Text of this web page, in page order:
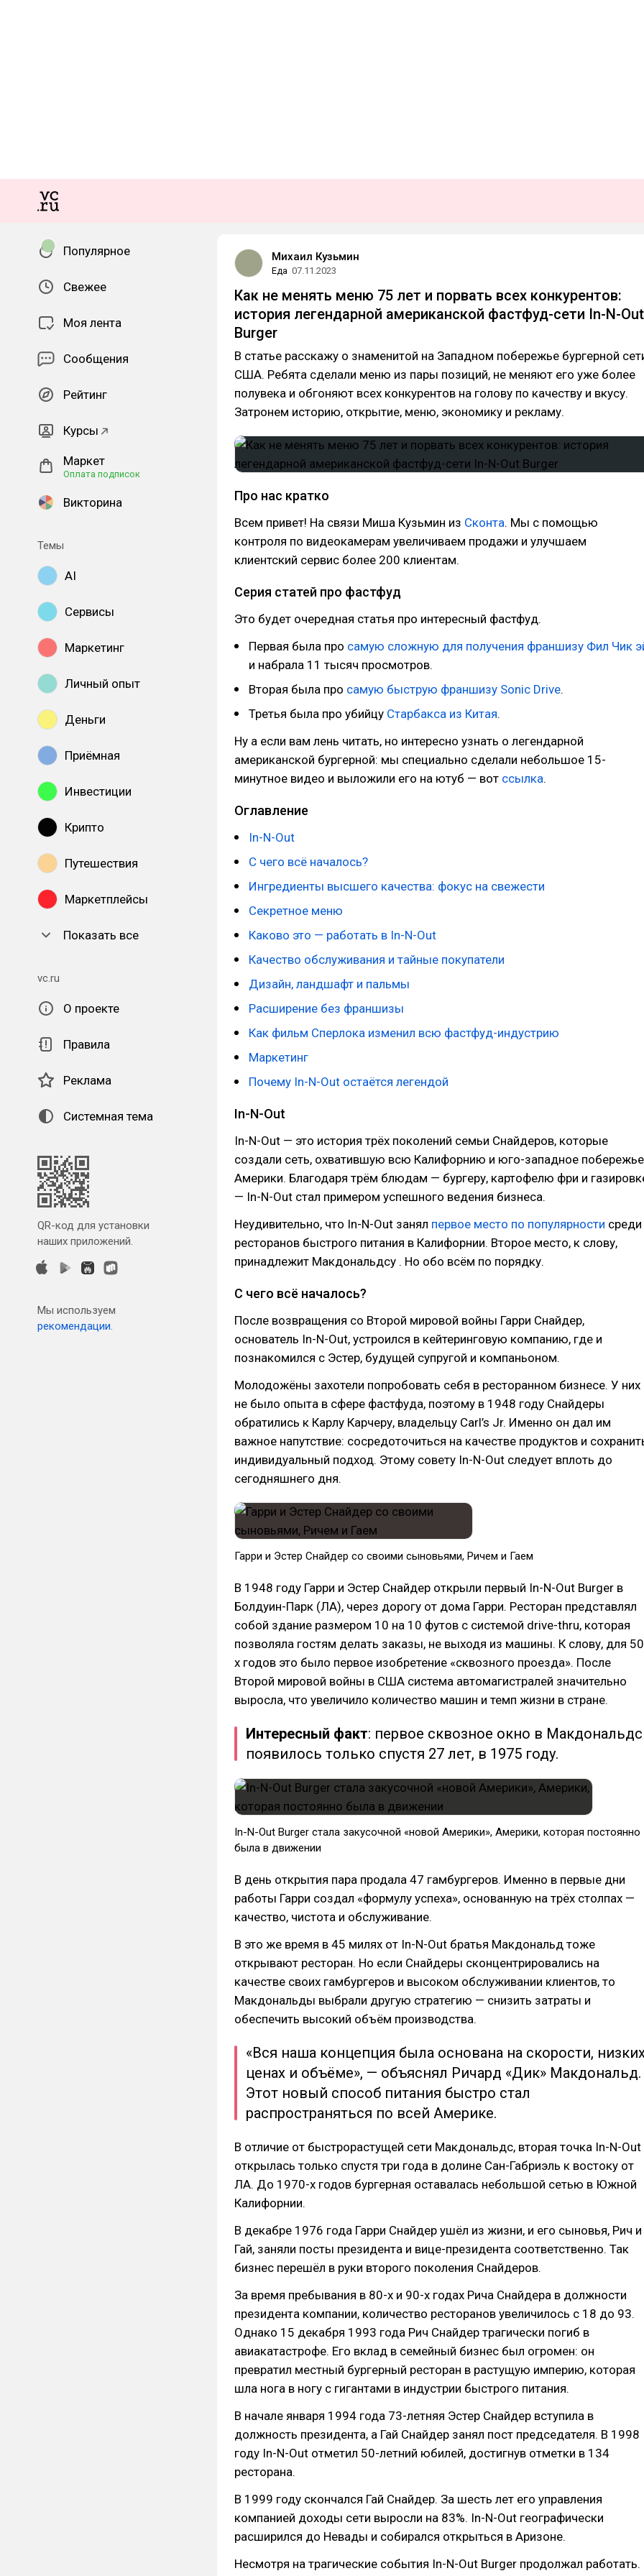
Популярное
Свежее
Моя лента
Сообщения
Рейтинг
Курсы
Маркет
Оплата подписок
Викторина
Темы
AI
Сервисы
Маркетинг
Личный опыт
Деньги
Приёмная
Инвестиции
Крипто
Путешествия
Маркетплейсы
Показать все
vc.ru
О проекте
Правила
Реклама
Системная тема
QR-код для установки
наших приложений.
Мы используем
рекомендации.
Михаил Кузьмин
Еда 07.11.2023
Как не менять меню 75 лет и порвать всех конкурентов:
история легендарной американской фастфуд-сети In-N-Out
Burger
В статье расскажу о знаменитой на Западном побережье бургерной
США. Ребята сделали меню из пары позиций, не меняют его уже более
полувека и обгоняют всех конкурентов на голову по качеству и вкусу.
Затронем историю, открытие, меню, экономику и рекламу.
Про нас кратко
Всем привет! На связи Миша Кузьмин из Сконта. Мы с помощью
контроля по видеокамерам увеличиваем продажи и улучшаем
клиентский сервис более 200 клиентам.
Серия статей про фастфуд
Это будет очередная статья про интересный фастфуд.
Первая была про самую сложную для получения франшизу Фил Чик
и набрала 11 тысяч просмотров.
Вторая была про самую быструю франшизу Sonic Drive.
Третья была про убийцу Старбакса из Китая.
Ну а если вам лень читать, но интересно узнать о легендарной
американской бургерной: мы специально сделали небольшое 15-
минутное видео и выложили его на ютуб — вот ссылка.
Оглавление
In-N-Out
С чего всё началось?
Ингредиенты высшего качества: фокус на свежести
Секретное меню
Каково это — работать в In-N-Out
Качество обслуживания и тайные покупатели
Дизайн, ландшафт и пальмы
Расширение без франшизы
Как фильм Сперлока изменил всю фастфуд-индустрию
Маркетинг
Почему In-N-Out остаётся легендой
In-N-Out
In-N-Out — это история трёх поколений семьи Снайдеров, которые
создали сеть, охватившую всю Калифорнию и юго-западное побережье
Америки. Благодаря трём блюдам — бургеру, картофелю фри и
— In-N-Out стал примером успешного ведения бизнеса.
Неудивительно, что In-N-Out занял первое место по популярности среди
ресторанов быстрого питания в Калифорнии. Второе место, к слову,
принадлежит Макдональдсу . Но обо всём по порядку.
С чего всё началось?
После возвращения со Второй мировой войны Гарри Снайдер,
основатель In-N-Out, устроился в кейтеринговую компанию, где и
познакомился с Эстер, будущей супругой и компаньоном.
Молодожёны захотели попробовать себя в ресторанном бизнесе. У них
не было опыта в сфере фастфуда, поэтому в 1948 году Снайдеры
обратились к Карлу Карчеру, владельцу Carl’s Jr. Именно он дал им
важное напутствие: сосредоточиться на качестве продуктов и
индивидуальный подход. Этому совету In-N-Out следует вплоть до
сегодняшнего дня.
Гарри и Эстер Снайдер со своими сыновьями, Ричем и Гаем
В 1948 году Гарри и Эстер Снайдер открыли первый In-N-Out Burger в
Болдуин-Парк (ЛА), через дорогу от дома Гарри. Ресторан представлял
собой здание размером 10 на 10 футов с системой drive-thru, которая
позволяла гостям делать заказы, не выходя из машины. К слову, для
х годов это было первое изобретение «сквозного проезда». После
Второй мировой войны в США система автомагистралей значительно
выросла, что увеличило количество машин и темп жизни в стране.
Интересный факт: первое сквозное окно в Макдональдс
появилось только спустя 27 лет, в 1975 году.
In-N-Out Burger стала закусочной «новой Америки», Америки, которая постоянно
была в движении
В день открытия пара продала 47 гамбургеров. Именно в первые дни
работы Гарри создал «формулу успеха», основанную на трёх столпах —
качество, чистота и обслуживание.
В это же время в 45 милях от In-N-Out братья Макдональд тоже
открывают ресторан. Но если Снайдеры сконцентрировались на
качестве своих гамбургеров и высоком обслуживании клиентов, то
Макдональды выбрали другую стратегию — снизить затраты и
обеспечить высокий объём производства.
«Вся наша концепция была основана на скорости,
ценах и объёме», — объяснял Ричард «Дик» Макдональд.
Этот новый способ питания быстро стал
распространяться по всей Америке.
В отличие от быстрорастущей сети Макдональдс, вторая точка In-N-Out
открылась только спустя три года в долине Сан-Габриэль к востоку от
ЛА. До 1970-х годов бургерная оставалась небольшой сетью в Южной
Калифорнии.
В декабре 1976 года Гарри Снайдер ушёл из жизни, и его сыновья, Рич и
Гай, заняли посты президента и вице-президента соответственно. Так
бизнес перешёл в руки второго поколения Снайдеров.
За время пребывания в 80-х и 90-х годах Рича Снайдера в должности
президента компании, количество ресторанов увеличилось с 18 до 93.
Однако 15 декабря 1993 года Рич Снайдер трагически погиб в
авиакатастрофе. Его вклад в семейный бизнес был огромен: он
превратил местный бургерный ресторан в растущую империю, которая
шла нога в ногу с гигантами в индустрии быстрого питания.
В начале января 1994 года 73-летняя Эстер Снайдер вступила в
должность президента, а Гай Снайдер занял пост председателя. В 1998
году In-N-Out отметил 50-летний юбилей, достигнув отметки в 134
ресторана.
В 1999 году скончался Гай Снайдер. За шесть лет его управления
компанией доходы сети выросли на 83%. In-N-Out географически
расширился до Невады и собирался открыться в Аризоне.
Несмотря на трагические события In-N-Out Burger продолжал работать.